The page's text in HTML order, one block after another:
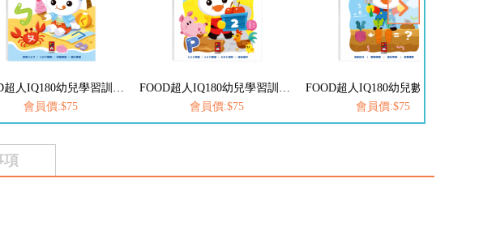
會員價:$75
會員價:$75
會員價:$75
項